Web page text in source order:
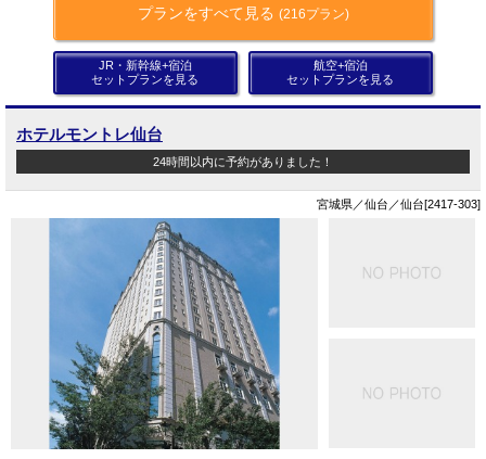
プランをすべて見る (216プラン)
JR・新幹線+宿泊
セットプランを見る
航空+宿泊
セットプランを見る
ホテルモントレ仙台
24時間以内に予約がありました！
宮城県／仙台／仙台[2417-303]